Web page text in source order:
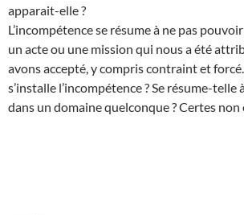
apparait-elle ?
L’incompétence se résume à ne pas
un acte ou une mission qui nous a été
avons accepté, y compris contraint et
s’installe l’incompétence ? Se résume-telle
dans un domaine quelconque ? Certes